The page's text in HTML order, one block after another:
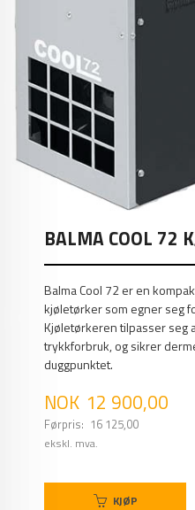
BALMA COOL 72
Balma Cool 72 er en
kjøletørker som egner seg
Kjøletørkeren tilpasser seg
trykkforbruk, og sikrer
duggpunktet.
Tilbud
NOK 12 900,00
Førpris: 16 125,00
Rabatt
ekskl. mva.
KJØP